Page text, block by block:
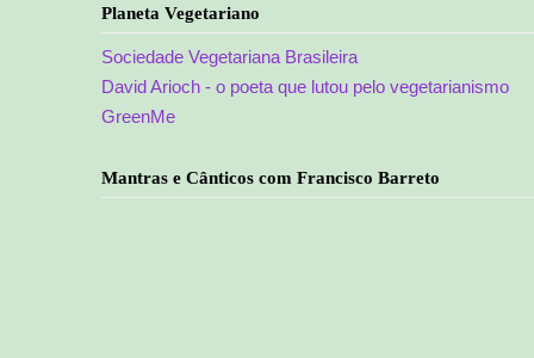
Planeta Vegetariano
Sociedade Vegetariana Brasileira
David Arioch - o poeta que lutou pelo vegetarianismo
GreenMe
Mantras e Cânticos com Francisco Barreto